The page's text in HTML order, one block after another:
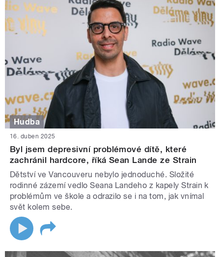
Hudba
16. duben 2025
Byl jsem depresivní problémové dítě, které
zachránil hardcore, říká Sean Lande ze Strain
Dětství ve Vancouveru nebylo jednoduché. Složité
rodinné zázemí vedlo Seana Landeho z kapely Strain k
problémům ve škole a odrazilo se i na tom, jak vnímal
svět kolem sebe.